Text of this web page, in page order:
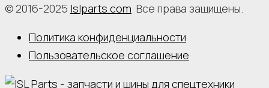
© 2016-2025 Islparts.com Все права защищены.
Политика конфиденциальности
Пользовательское соглашение